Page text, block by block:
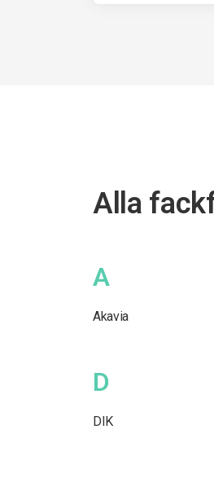
Alla
A
Akavia
D
DIK